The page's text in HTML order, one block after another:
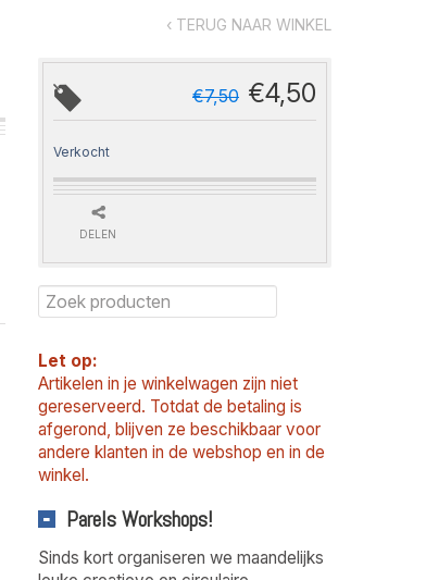
‹ TERUG NAAR WINKEL
€7,50 €4,50
Verkocht
DELEN
Let op:
Artikelen in je winkelwagen zijn niet
gereserveerd. Totdat de betaling is
afgerond, blijven ze beschikbaar voor
andere klanten in de webshop en in de
winkel.
Parels Workshops!
Sinds kort organiseren we maandelijks